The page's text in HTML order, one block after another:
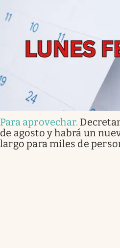
Para aprovechar.
de agosto y habrá un
largo para miles de